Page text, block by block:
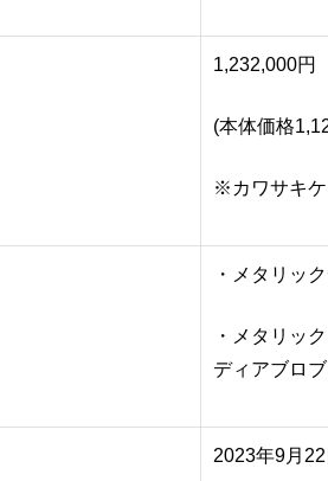
1,232,000円
(本体価格
※カワサキ
・メタリッ
・メタリッ
ディアブロ
2023年9月22